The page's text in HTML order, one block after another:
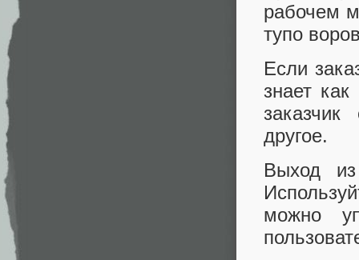
рабочем
тупо
Если
знает
другое.
Выход
можно